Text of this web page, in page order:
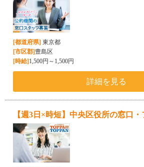
[都道府県] 東京都
[市区郡]豊島区
[時給]1,500円～1,500円
詳細を見る